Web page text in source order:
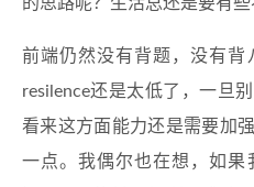
前端仍然没有背题，没有背
resilence还是太低了，一旦
看来这方面能力还是需要加
一点。我偶尔也在想，如